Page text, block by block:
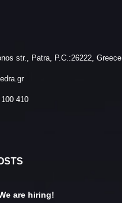
str., Patra, P.C.:26222, Greece
410
are hiring!